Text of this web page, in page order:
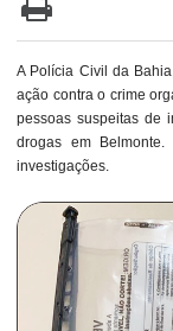
A Polícia Civil da
ação contra o crime
pessoas suspeitas de
drogas em
investigações.